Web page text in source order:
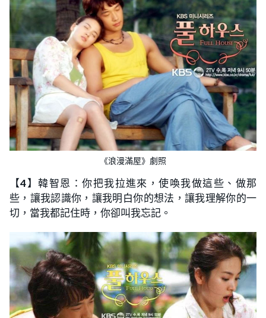
《浪漫滿屋》劇照
【4】韓智恩：你把我拉進來，使喚我做這些、做那
些，讓我認識你，讓我明白你的想法，讓我理解你的一
切，當我都記住時，你卻叫我忘記。